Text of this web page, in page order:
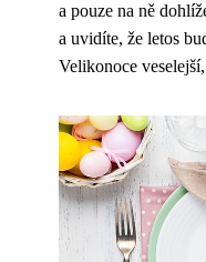
a pouze na ně
a uvidíte, že letos
Velikonoce